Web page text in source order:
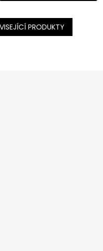
PRODUKTY